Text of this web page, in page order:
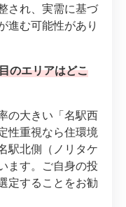
され、実需に基づ
進む可能性があり
のエリアはどこ
の大きい「名駅西
性重視なら住環境
駅北側（ノリタケ
ます。ご自身の投
定することをお勧